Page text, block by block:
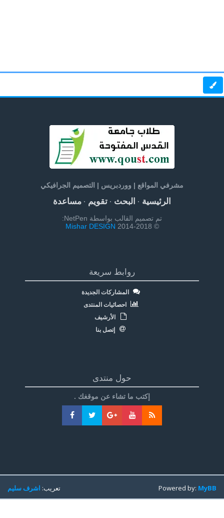
مشرفي المواقع | ووردبريس | التصميم الجرافيكي
الرئيسية· البحث· تقويم· مساعدة
تم تصميم القالب بواسطة NetPen:
© 2014-2018
Mishar DESIGN
روابط سريعة
المشاركات الجديدة
احصائيات المنتدى
الأرشيف
إتصل بنا
حول منتدى
إكتب ما تشاء عن موقغك .
تعريب:اشرف سليم Powered by:MyBB